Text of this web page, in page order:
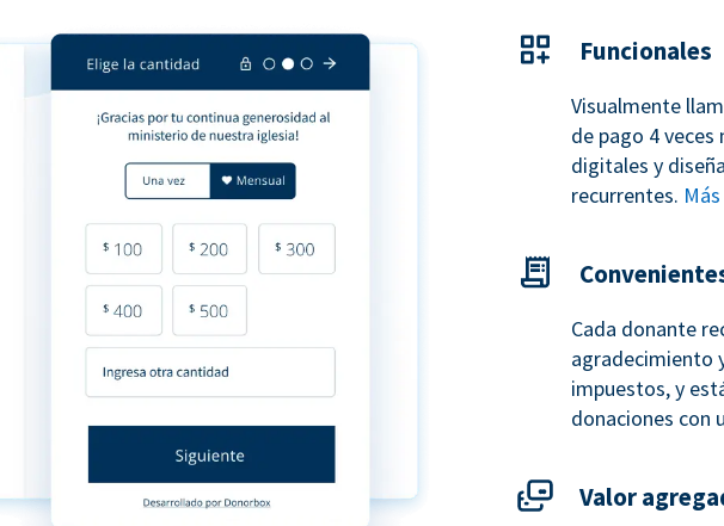
Funcionales
Visualmente
de pago 4
digitales y
recurrentes.
Cada donante
agradecimiento
impuestos, y
donaciones con
Valor